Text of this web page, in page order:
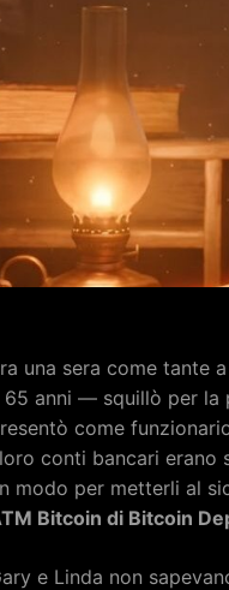
una sera come tante
65 anni — squillò per la
come
conti bancari erano
modo per metterli al
Bitcoin di Bitcoin
e Linda non